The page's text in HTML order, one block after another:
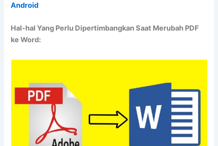
Android
Hal-hal Yang Perlu Dipertimbangkan Saat Merubah PDF
ke Word: